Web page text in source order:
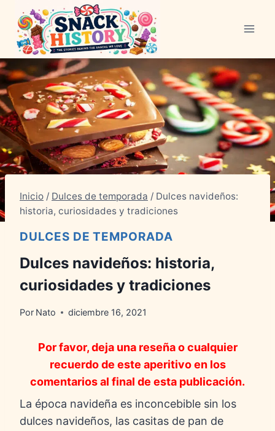
Contenido
Inicio / Dulces de temporada / Dulces navideños:
historia, curiosidades y tradiciones
DULCES DE TEMPORADA
Dulces navideños: historia,
curiosidades y tradiciones
Por Nato diciembre 16, 2021
Por favor, deja una reseña o cualquier
recuerdo de este aperitivo en los
comentarios al final de esta publicación.
La época navideña es inconcebible sin los
dulces navideños, las casitas de pan de